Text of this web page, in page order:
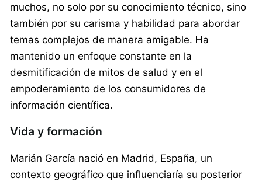
muchos, no solo por su conocimiento técnico, sino
también por su carisma y habilidad para abordar
temas complejos de manera amigable. Ha
mantenido un enfoque constante en la
desmitificación de mitos de salud y en el
empoderamiento de los consumidores de
información científica.
Vida y formación
Marián García nació en Madrid, España, un
contexto geográfico que influenciaría su posterior